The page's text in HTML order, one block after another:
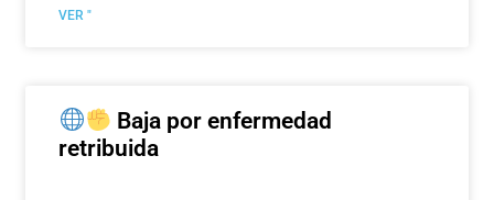
VER "
Baja por enfermedad
retribuida